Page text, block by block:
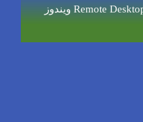
رفع مشکل Reconnecting در Remote Desktop ویندوز